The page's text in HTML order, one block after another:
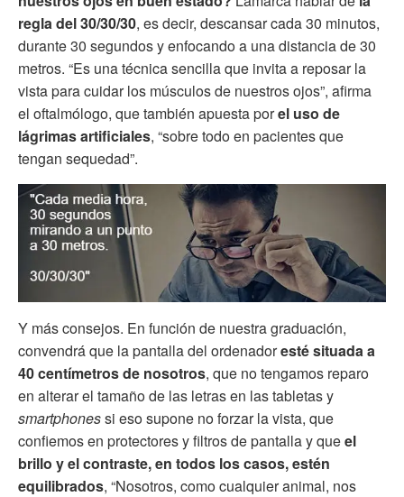
regla del 30/30/30, es decir, descansar cada 30 minutos,
durante 30 segundos y enfocando a una distancia de 30
metros. “Es una técnica sencilla que invita a reposar la
vista para cuidar los músculos de nuestros ojos”, afirma
el oftalmólogo, que también apuesta porel uso de
lágrimas artificiales, “sobre todo en pacientes que
tengan sequedad”.
Y más consejos. En función de nuestra graduación,
convendrá que la pantalla del ordenadoresté situada a
40 centímetros de nosotros, que no tengamos reparo
en alterar el tamaño de las letras en las tabletas y
smartphonessi eso supone no forzar la vista, que
confiemos en protectores y filtros de pantalla y queel
brillo y el contraste, en todos los casos, estén
equilibrados, “Nosotros, como cualquier animal, nos